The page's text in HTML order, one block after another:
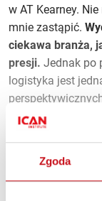
Zgoda
w AT Kearney.
mnie zastąpić.
ciekawa branża,
presji. Jednak po
logistyka jest
zainteresować
studia
będzie jego